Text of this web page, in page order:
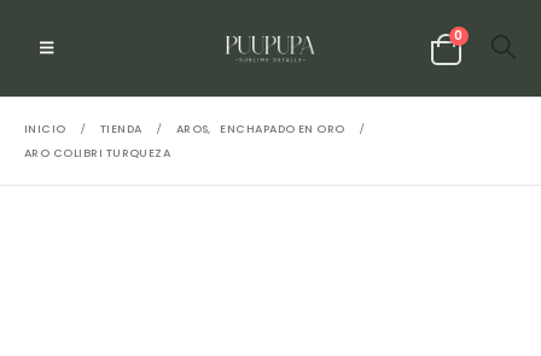
0
INICIO TIENDA AROS,
ENCHAPADO EN ORO
ARO COLIBRI TURQUEZA